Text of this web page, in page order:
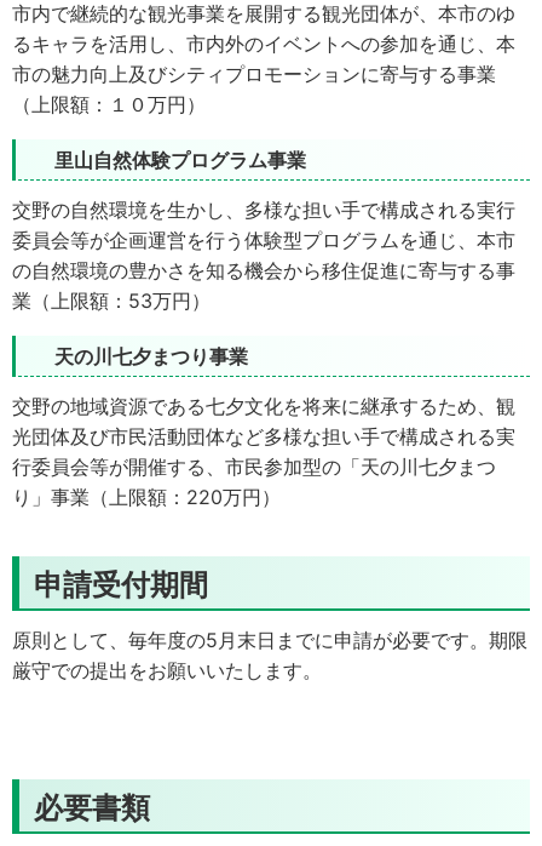
市内で継続的な観光事業を展開する観光団体が、本市のゆ
るキャラを活用し、市内外のイベントへの参加を通じ、本
市の魅力向上及びシティプロモーションに寄与する事業
（上限額：１０万円）
里山自然体験プログラム事業
交野の自然環境を生かし、多様な担い手で構成される実行
委員会等が企画運営を行う体験型プログラムを通じ、本市
の自然環境の豊かさを知る機会から移住促進に寄与する事
業（上限額：53万円）
天の川七夕まつり事業
交野の地域資源である七夕文化を将来に継承するため、観
光団体及び市民活動団体など多様な担い手で構成される実
行委員会等が開催する、市民参加型の「天の川七夕まつ
り」事業（上限額：220万円）
申請受付期間
原則として、毎年度の5月末日までに申請が必要です。期限
厳守での提出をお願いいたします。
必要書類